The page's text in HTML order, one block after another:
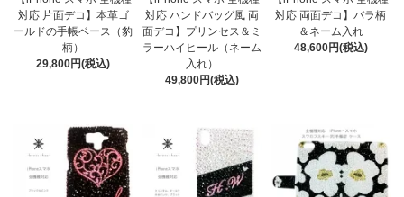
対応 片面デコ】本革ゴ
ールドの手帳ベース（豹
柄）
29,800円(税込)
対応 ハンドバッグ風 両
面デコ】プリンセス＆ミ
ラーハイヒール（ネーム
入れ）
49,800円(税込)
対応 両面デコ】バラ柄
＆ネーム入れ
48,600円(税込)